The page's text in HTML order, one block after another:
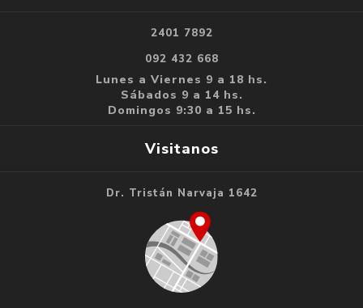
2401 7892
092 432 668
Lunes a Viernes 9 a 18 hs.
Sábados 9 a 14 hs.
Domingos 9:30 a 15 hs.
Visitanos
Dr. Tristán Narvaja 1642